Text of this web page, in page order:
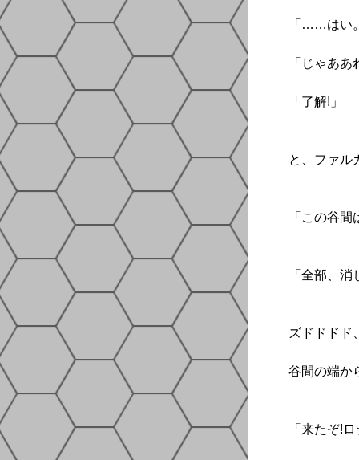
「……はい
「じゃあ
「了解!」
と、ファル
「この谷
「全部、
ズドドドド
谷間の端か
「来たぞ!